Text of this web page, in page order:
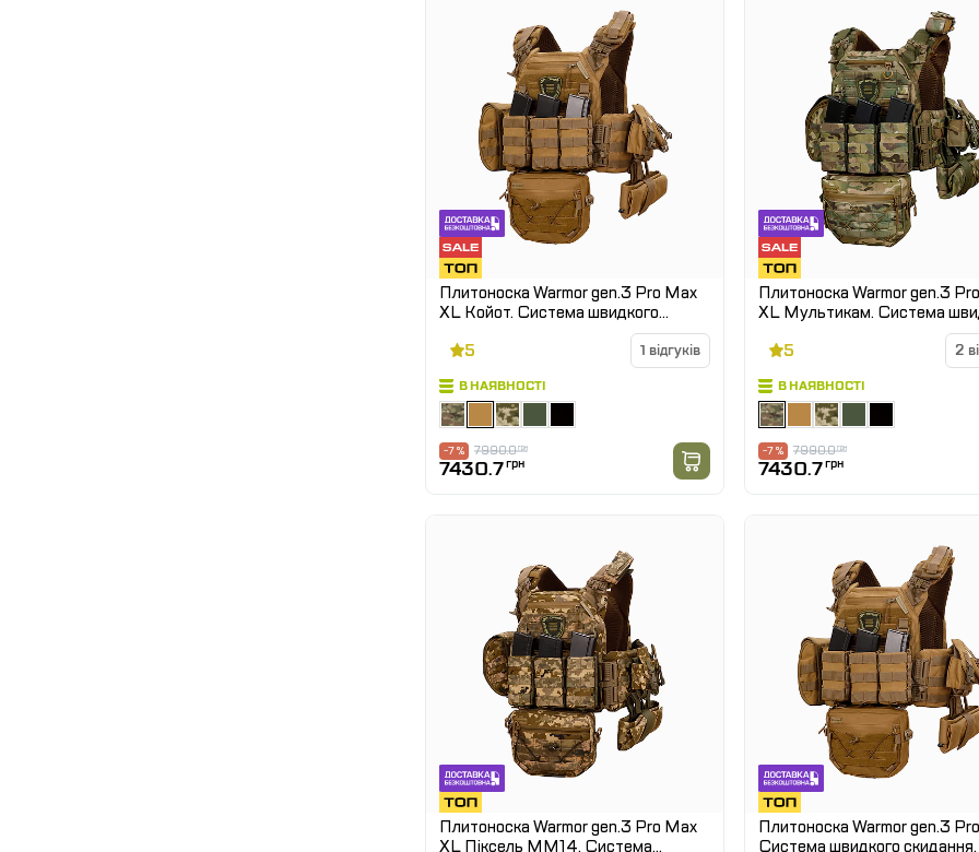
Плитоноска Warmor gen.3 Pro Max
XL Койот. Система швидкого
скидання. 7 підсумок. (Великого
розміру)
5 1 відгуків
В НАЯВНОСТІ
7990.0грн
-7 %
7430.7грн
Плитоноска Warmor gen.3
XL Мультикам. Система
скидання. 7 підсумок.
розміру)
5 2
В НАЯВНОСТІ
7990.0грн
-7 %
7430.7грн
Плитоноска Warmor gen.3 Pro Max
XL Піксель ММ14. Система
Плитоноска Warmor gen.3
Система швидкого